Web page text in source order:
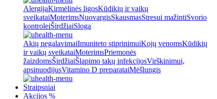
AlergijaKirmėlinės ligosKūdikių ir vaikų
sveikataiMoterimsNuovargisSkausmasStresui mažintiSvorio
kontroleiŠirdžiaiSloga
Akių negalavimaiImuniteto stiprinimuiKojų venomsKūdikių
ir vaikų sveikataiMoterimsPriemonės
žaizdomsŠirdžiaiŠlapimo takų infekcijosVirškinimui,
apsinuodijusVitamino D preparataiMėšlungis
Straipsniai
Akcijos %